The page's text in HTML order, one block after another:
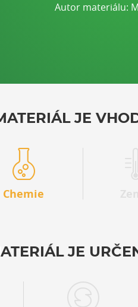
Autor materiálu:
JE
Chemie
JE